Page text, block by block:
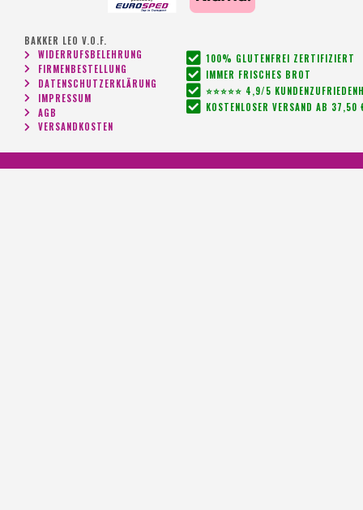
BAKKER LEO V.O.F.
WIDERRUFSBELEHRUNG
FIRMENBESTELLUNG
DATENSCHUTZERKLÄRUNG
IMPRESSUM
AGB
VERSANDKOSTEN
100% GLUTENFREI ZERTIFIZIERT
IMMER FRISCHES BROT
⭐⭐⭐⭐⭐ 4,9/5
KOSTENLOSER VERSAND AB 37,50